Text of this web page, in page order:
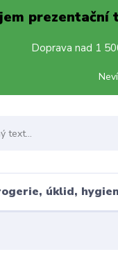
prezentační
Doprava nad 1
úklid,